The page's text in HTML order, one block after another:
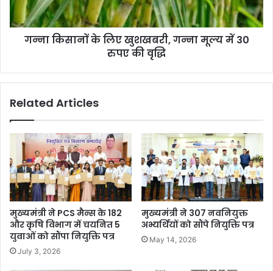
गन्ना किसानों के लिए खुशखबरी, गन्ना मूल्य में 30
रुपए की वृद्धि
Related Articles
मुख्यमंत्री ने PCS मैन्स के 182
और कृषि विभाग में चयनित 5
युवाओं को सौंपा नियुक्ति पत्र
July 3, 2026
मुख्यमंत्री ने 307 नवनियुक्त
अभ्यर्थियों को सौंपे नियुक्ति पत्र
May 14, 2026